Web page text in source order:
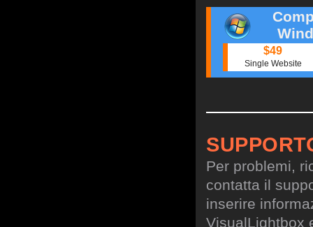
$49
Single Website
Per problemi,
contatta il
inserire
VisualLightbox